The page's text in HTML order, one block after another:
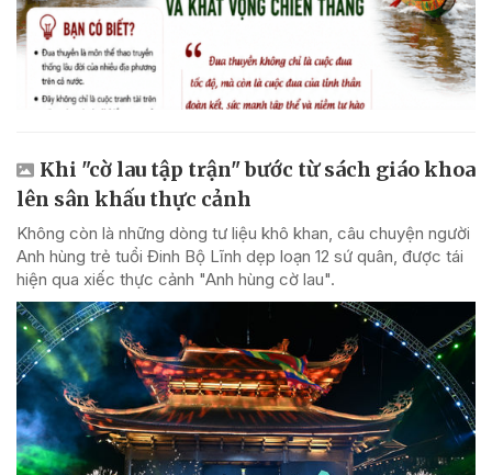
Khi "cờ lau tập trận" bước từ sách giáo khoa
lên sân khấu thực cảnh
Không còn là những dòng tư liệu khô khan, câu chuyện người
Anh hùng trẻ tuổi Đinh Bộ Lĩnh dẹp loạn 12 sứ quân, được tái
hiện qua xiếc thực cảnh "Anh hùng cờ lau".